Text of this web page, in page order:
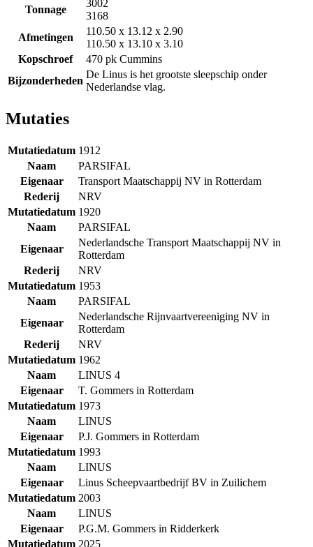
Tonnage
3002
3168
Afmetingen
110.50 x 13.12 x 2.90
110.50 x 13.10 x 3.10
Kopschroef
470 pk Cummins
Bijzonderheden
De Linus is het grootste sleepschip onder
Nederlandse vlag.
Mutaties
Mutatiedatum 1912
Naam
PARSIFAL
Eigenaar
Transport Maatschappij NV in Rotterdam
Rederij
NRV
Mutatiedatum 1920
Naam
PARSIFAL
Eigenaar
Nederlandsche Transport Maatschappij NV in
Rotterdam
Rederij
NRV
Mutatiedatum 1953
Naam
PARSIFAL
Eigenaar
Nederlandsche Rijnvaartvereeniging NV in
Rotterdam
Rederij
NRV
Mutatiedatum 1962
Naam
LINUS 4
Eigenaar
T. Gommers in Rotterdam
Mutatiedatum 1973
Naam
LINUS
Eigenaar
P.J. Gommers in Rotterdam
Mutatiedatum 1993
Naam
LINUS
Eigenaar
Linus Scheepvaartbedrijf BV in Zuilichem
Mutatiedatum 2003
Naam
LINUS
Eigenaar
P.G.M. Gommers in Ridderkerk
Mutatiedatum 2025